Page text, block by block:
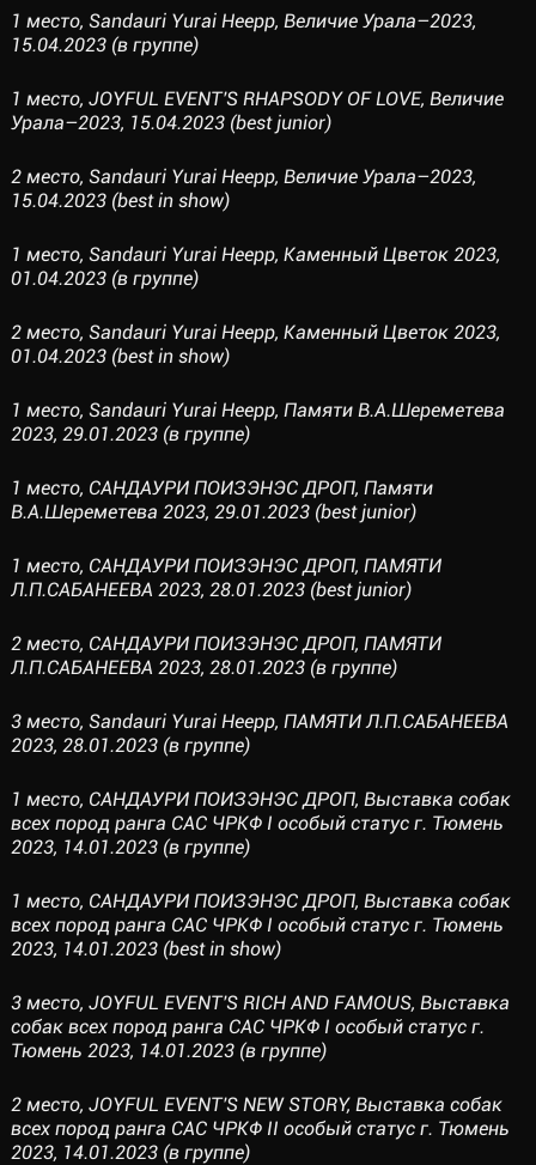
1 место, Sandauri Yurai Heepp, Величие Урала–2023,
15.04.2023 (в группе)
1 место, JOYFUL EVENT'S RHAPSODY OF LOVE, Величие
Урала–2023, 15.04.2023 (best junior)
2 место, Sandauri Yurai Heepp, Величие Урала–2023,
15.04.2023 (best in show)
1 место, Sandauri Yurai Heepp, Каменный Цветок 2023,
01.04.2023 (в группе)
2 место, Sandauri Yurai Heepp, Каменный Цветок 2023,
01.04.2023 (best in show)
1 место, Sandauri Yurai Heepp, Памяти В.А.Шереметева
2023, 29.01.2023 (в группе)
1 место, САНДАУРИ ПОИЗЭНЭС ДРОП, Памяти
В.А.Шереметева 2023, 29.01.2023 (best junior)
1 место, САНДАУРИ ПОИЗЭНЭС ДРОП, ПАМЯТИ
Л.П.САБАНЕЕВА 2023, 28.01.2023 (best junior)
2 место, САНДАУРИ ПОИЗЭНЭС ДРОП, ПАМЯТИ
Л.П.САБАНЕЕВА 2023, 28.01.2023 (в группе)
3 место, Sandauri Yurai Heepp, ПАМЯТИ Л.П.САБАНЕЕВА
2023, 28.01.2023 (в группе)
1 место, САНДАУРИ ПОИЗЭНЭС ДРОП, Выставка собак
всех пород ранга САС ЧРКФ I особый статус г. Тюмень
2023, 14.01.2023 (в группе)
1 место, САНДАУРИ ПОИЗЭНЭС ДРОП, Выставка собак
всех пород ранга САС ЧРКФ I особый статус г. Тюмень
2023, 14.01.2023 (best in show)
3 место, JOYFUL EVENT'S RICH AND FAMOUS, Выставка
собак всех пород ранга САС ЧРКФ I особый статус г.
Тюмень 2023, 14.01.2023 (в группе)
2 место, JOYFUL EVENT'S NEW STORY, Выставка собак
всех пород ранга САС ЧРКФ II особый статус г. Тюмень
2023, 14.01.2023 (в группе)